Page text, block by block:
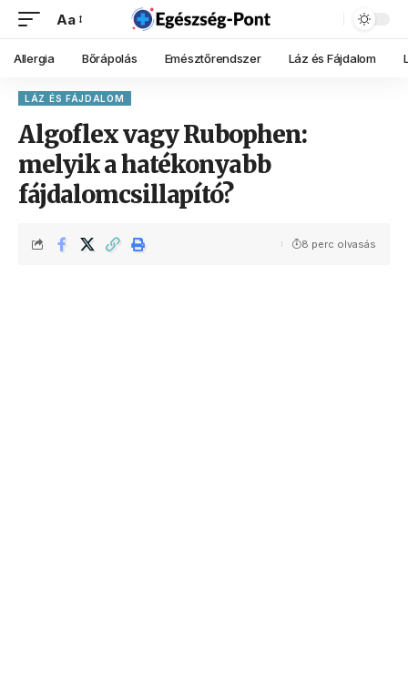
Aa
Allergia Bőrápolás Emésztőrendszer Láz és Fájdalom
LÁZ ÉS FÁJDALOM
Algoflex vagy Rubophen:
melyik a hatékonyabb
fájdalomcsillapító?
8 perc olvasás